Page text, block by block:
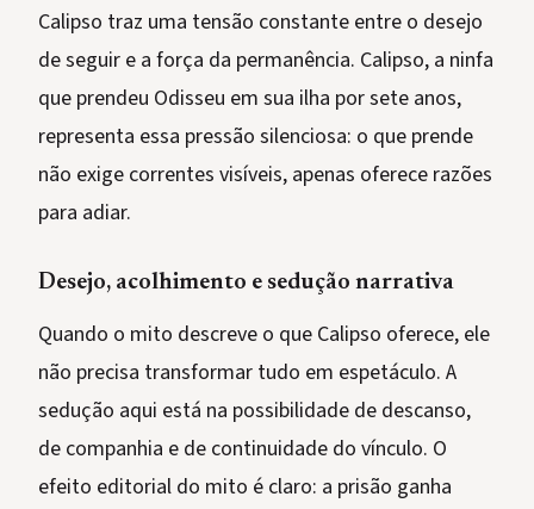
Calipso traz uma tensão constante entre o desejo
de seguir e a força da permanência. Calipso, a ninfa
que prendeu Odisseu em sua ilha por sete anos,
representa essa pressão silenciosa: o que prende
não exige correntes visíveis, apenas oferece razões
para adiar.
Desejo, acolhimento e sedução narrativa
Quando o mito descreve o que Calipso oferece, ele
não precisa transformar tudo em espetáculo. A
sedução aqui está na possibilidade de descanso,
de companhia e de continuidade do vínculo. O
efeito editorial do mito é claro: a prisão ganha